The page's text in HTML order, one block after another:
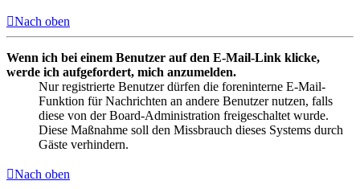
Nach oben
Wenn ich bei einem Benutzer auf den E-Mail-Link klicke,
werde ich aufgefordert, mich anzumelden.
Nur registrierte Benutzer dürfen die foreninterne E-Mail-
Funktion für Nachrichten an andere Benutzer nutzen, falls
diese von der Board-Administration freigeschaltet wurde.
Diese Maßnahme soll den Missbrauch dieses Systems durch
Gäste verhindern.
Nach oben